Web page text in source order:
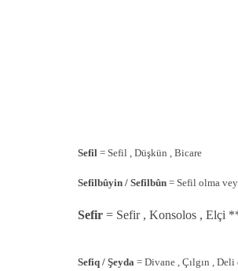
Sefil= Sefil , Düşkün , Bicare
Sefilbûyin / Sefilbûn= Sefil olma
Sefir= Sefir , Konsolos , Elçi
Sefiq / Şeyda= Divane , Çılgın , Deli